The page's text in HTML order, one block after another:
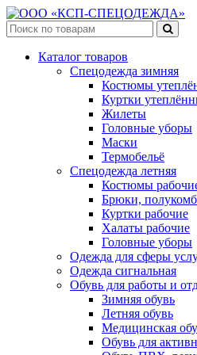
Каталог товаров
Спецодежда зимняя
Костюмы
Куртки
Жилеты
Головные уборы
Маски
Термобельё
Спецодежда летняя
Костюмы
Брюки,
Куртки рабочие
Халаты рабочие
Головные уборы
Одежда для сферы
Одежда сигнальная
Обувь для работы и
Зимняя обувь
Летняя обувь
Медицинская
Обувь для